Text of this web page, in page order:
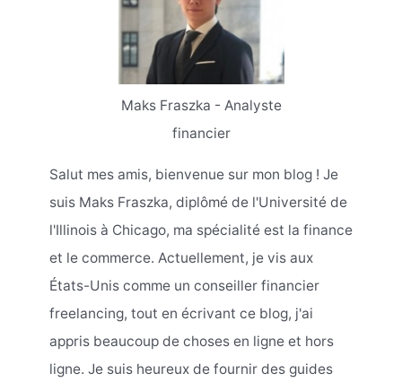
Maks Fraszka - Analyste
financier
Salut mes amis, bienvenue sur mon blog ! Je
suis Maks Fraszka, diplômé de l'Université de
l'Illinois à Chicago, ma spécialité est la finance
et le commerce. Actuellement, je vis aux
États-Unis comme un conseiller financier
freelancing, tout en écrivant ce blog, j'ai
appris beaucoup de choses en ligne et hors
ligne. Je suis heureux de fournir des guides